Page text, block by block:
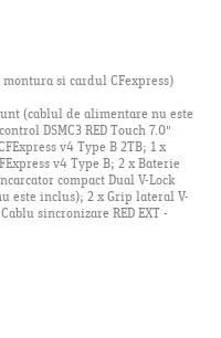
si cardul CFexpress)
(cablul de alimentare nu este
DSMC3 RED Touch 7.0"
v4 Type B 2TB; 1 x
v4 Type B; 2 x Baterie
compact Dual V-Lock
este inclus); 2 x Grip lateral V-
sincronizare RED EXT -